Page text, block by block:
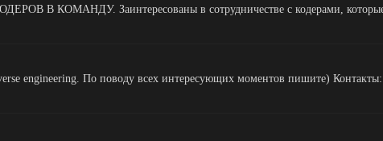
КОМАНДУ. Заинтересованы в сотрудничестве с кодерами, которые
engineering. По поводу всех интересующих моментов пишите)